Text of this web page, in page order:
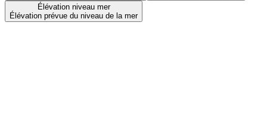
Élévation niveau mer
Élévation prévue du niveau de la mer